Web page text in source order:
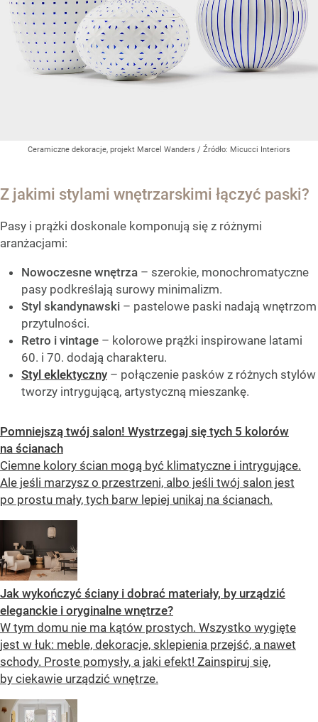
Ceramiczne dekoracje, projekt Marcel Wanders / Źródło: Micucci Interiors
Z jakimi stylami wnętrzarskimi łączyć paski?
Pasy i prążki doskonale komponują się z różnymi
aranżacjami:
Nowoczesne wnętrza – szerokie, monochromatyczne
pasy podkreślają surowy minimalizm.
Styl skandynawski – pastelowe paski nadają wnętrzom
przytulności.
Retro i vintage – kolorowe prążki inspirowane latami
60. i 70. dodają charakteru.
Styl eklektyczny – połączenie pasków z różnych stylów
tworzy intrygującą, artystyczną mieszankę.
Pomniejszą twój salon! Wystrzegaj się tych 5 kolorów
na ścianach
Ciemne kolory ścian mogą być klimatyczne i intrygujące.
Ale jeśli marzysz o przestrzeni, albo jeśli twój salon jest
po prostu mały, tych barw lepiej unikaj na ścianach.
Jak wykończyć ściany i dobrać materiały, by urządzić
eleganckie i oryginalne wnętrze?
W tym domu nie ma kątów prostych. Wszystko wygięte
jest w łuk: meble, dekoracje, sklepienia przejść, a nawet
schody. Proste pomysły, a jaki efekt! Zainspiruj się,
by ciekawie urządzić wnętrze.